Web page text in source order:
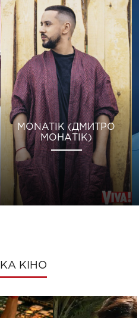
MONATIK (ДМИТРО
МОНАТІК)
КІНО